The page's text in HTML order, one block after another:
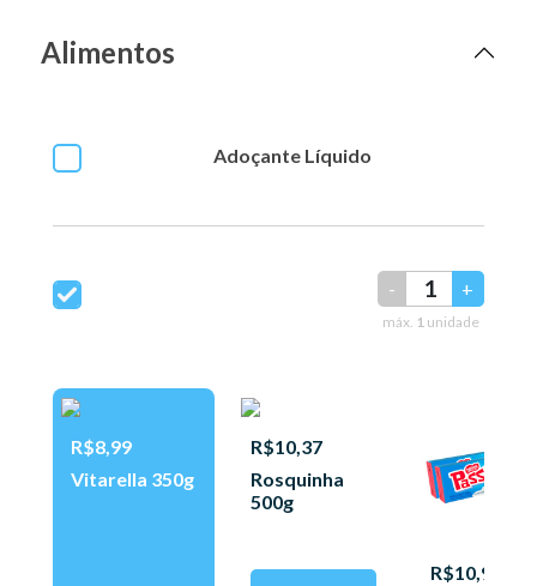
Alimentos
Adoçante Líquido
- +
máx. 1 unidade
R$8,99
Vitarella 350g
R$10,37
Rosquinha
500g
R$10,97